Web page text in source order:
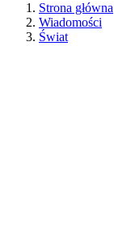
Strona główna
Wiadomości
Świat